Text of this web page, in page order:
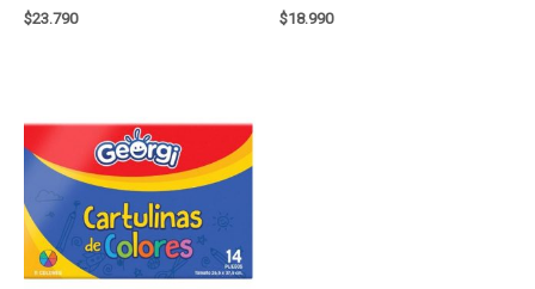
$23.790 $18.990